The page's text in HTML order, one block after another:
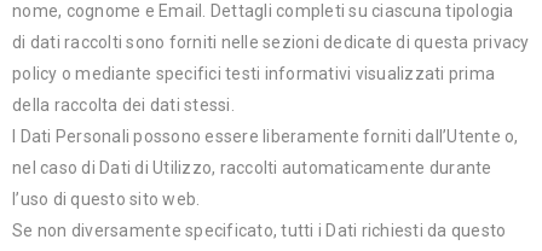
nome, cognome e Email. Dettagli completi su ciascuna tipologia
di dati raccolti sono forniti nelle sezioni dedicate di questa privacy
policy o mediante specifici testi informativi visualizzati prima
della raccolta dei dati stessi.
I Dati Personali possono essere liberamente forniti dall’Utente o,
nel caso di Dati di Utilizzo, raccolti automaticamente durante
l’uso di questo sito web.
Se non diversamente specificato, tutti i Dati richiesti da questo